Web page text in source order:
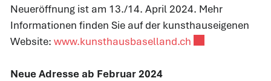
Neueröffnung ist am 13./14. April 2024. Mehr
Informationen finden Sie auf der kunsthauseigenen
Website: www.kunsthausbaselland.ch
Neue Adresse ab Februar 2024